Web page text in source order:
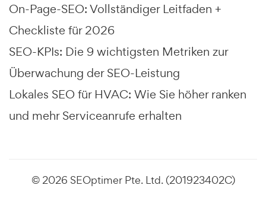
On-Page-SEO: Vollständiger Leitfaden +
Checkliste für 2026
SEO-KPIs: Die 9 wichtigsten Metriken zur
Überwachung der SEO-Leistung
Lokales SEO für HVAC: Wie Sie höher ranken
und mehr Serviceanrufe erhalten
© 2026 SEOptimer Pte. Ltd. (201923402C)